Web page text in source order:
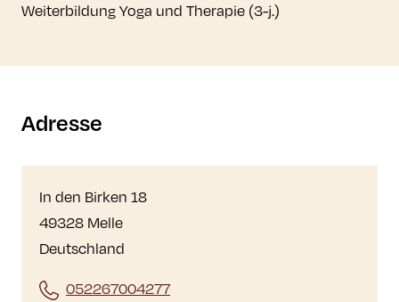
Weiterbildung Yoga und Therapie (3-j.)
Adresse
In den Birken 18
49328 Melle
Deutschland
052267004277